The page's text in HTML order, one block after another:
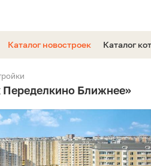
Каталог новостроек Каталог
Ближнее»